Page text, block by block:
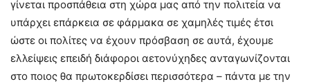
γίνεται προσπάθεια στη χώρα μας από την πολιτεία να
υπάρχει επάρκεια σε φάρμακα σε χαμηλές τιμές έτσι
ώστε οι πολίτες να έχουν πρόσβαση σε αυτά, έχουμε
ελλείψεις επειδή διάφοροι αετονύχηδες ανταγωνίζονται
στο ποιος θα πρωτοκερδίσει περισσότερα – πάντα με την